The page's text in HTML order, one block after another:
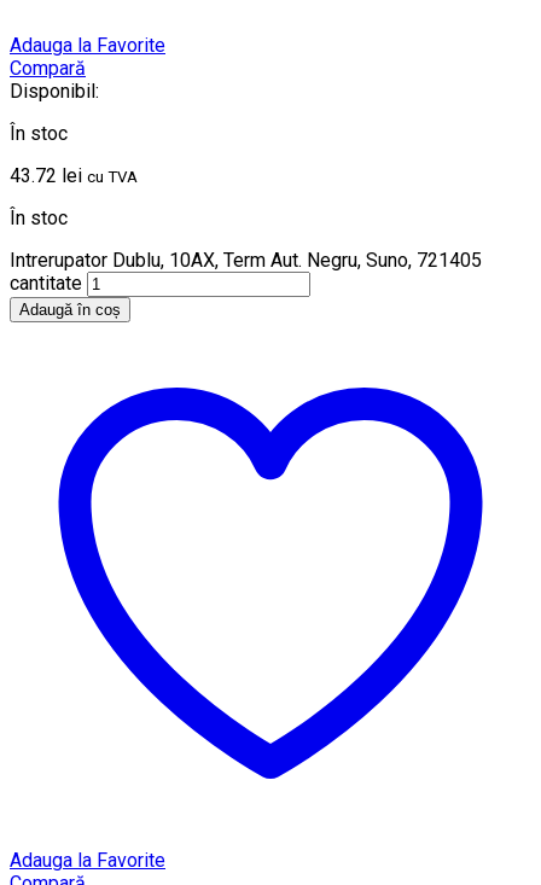
Adauga la Favorite
Compară
Disponibil:
În stoc
43.72 lei cu TVA
În stoc
Intrerupator Dublu, 10AX, Term Aut. Negru, Suno, 721405
cantitate
Adaugă în coș
Adauga la Favorite